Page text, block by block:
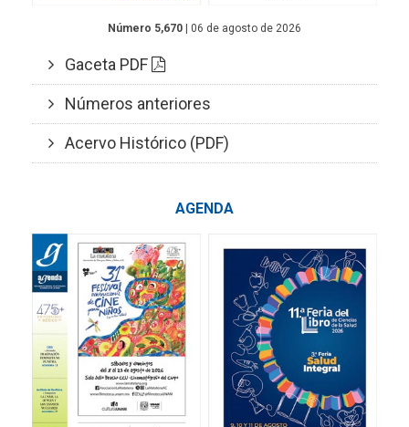
Número 5,670 | 06 de agosto de 2026
Gaceta PDF
Números anteriores
Acervo Histórico (PDF)
AGENDA